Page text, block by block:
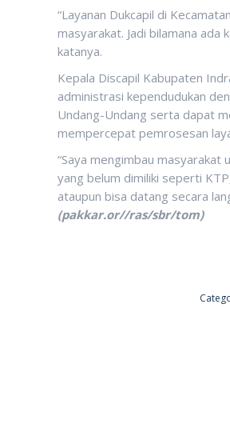
“Layanan Dukcapil di
masyarakat. Jadi bilamana ada
katanya.
Kepala Discapil Kabupaten
administrasi kependudukan
Undang-Undang serta dapat
mempercepat pemrosesan
“Saya mengimbau
yang belum dimiliki seperti
ataupun bisa datang secara
(pakkar.or//ras/sbr/tom)